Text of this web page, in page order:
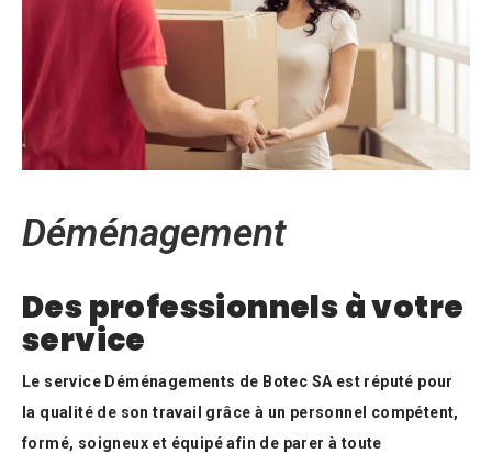
Déménagement
Des professionnels à votre
service
Le service Déménagements de Botec SA est réputé pour
la qualité de son travail grâce à un personnel compétent,
formé, soigneux et équipé afin de parer à toute